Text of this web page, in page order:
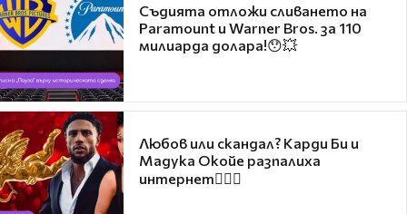
Съдията отложи сливането на
Paramount и Warner Bros. за 110
милиарда долара!😯💥
Любов или скандал? Карди Би и
Мадука Окойе разпалиха
интернет❤️‍🔥🔥